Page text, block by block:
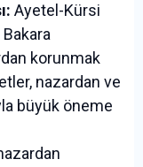
Ayetel-Kürsi
korunmak
nazardan ve
büyük öneme